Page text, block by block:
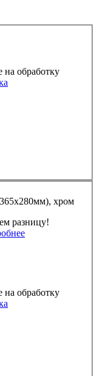
на обработку
хром
разницу!
на обработку